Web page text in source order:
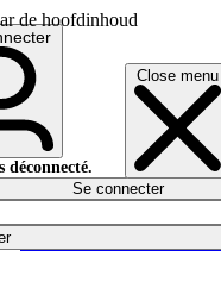
de hoofdinhoud
Close menu
déconnecté.
Se connecter